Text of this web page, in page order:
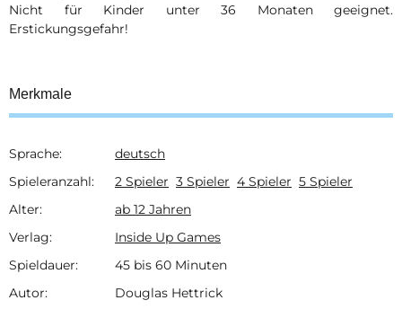
Nicht für Kinder unter 36 Monaten geeignet.
Erstickungsgefahr!
Merkmale
Produkteigenschaft
Wert
Sprache:
deutsch
Spieleranzahl:
2 Spieler 3 Spieler 4 Spieler 5 Spieler
Alter:
ab 12 Jahren
Verlag:
Inside Up Games
Spieldauer:
45 bis 60 Minuten
Autor:
Douglas Hettrick